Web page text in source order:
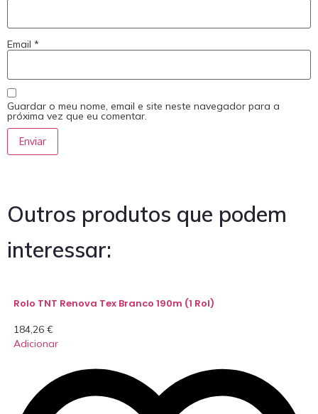
Email *
Guardar o meu nome, email e site neste navegador para a
próxima vez que eu comentar.
Outros produtos que podem
interessar:
Rolo TNT Renova Tex Branco 190m (1 Rol)
184,26 €
Adicionar